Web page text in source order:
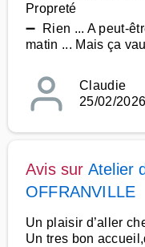
Propreté
➖ Rien ... A peut-
matin ... Mais ça
Claudie
25/02/2026
Avis sur Atelier
OFFRANVILLE
Un plaisir d’aller
Un tres bon